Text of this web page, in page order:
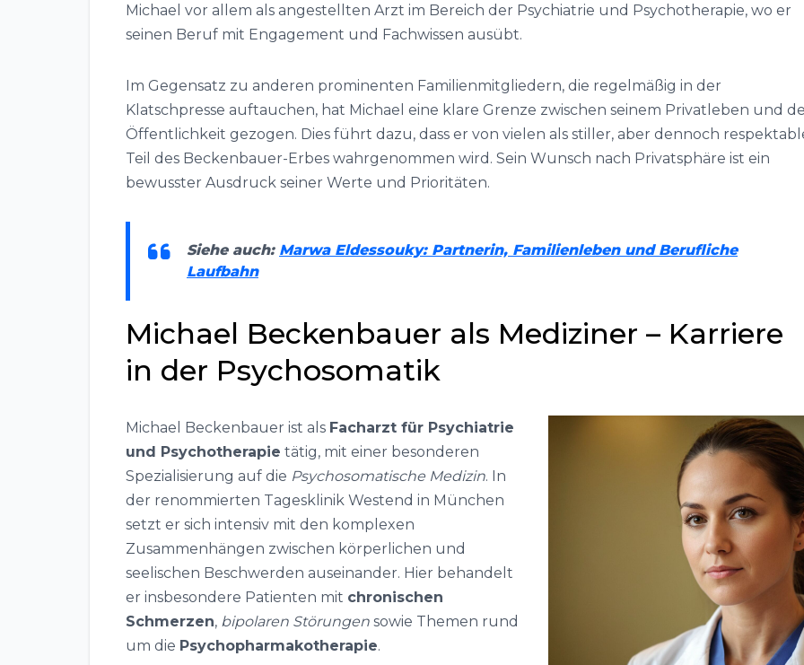
Michael vor allem als angestellten Arzt im Bereich der Psychiatrie und Psychotherapie, wo er
seinen Beruf mit Engagement und Fachwissen ausübt.
Im Gegensatz zu anderen prominenten Familienmitgliedern, die regelmäßig in der
Klatschpresse auftauchen, hat Michael eine klare Grenze zwischen seinem Privatleben und
Öffentlichkeit gezogen. Dies führt dazu, dass er von vielen als stiller, aber dennoch
Teil des Beckenbauer-Erbes wahrgenommen wird. Sein Wunsch nach Privatsphäre ist ein
bewusster Ausdruck seiner Werte und Prioritäten.
Siehe auch: Marwa Eldessouky: Partnerin, Familienleben und Berufliche
Laufbahn
Michael Beckenbauer als Mediziner – Karriere
in der Psychosomatik
Michael Beckenbauer ist als Facharzt für Psychiatrie
und Psychotherapie tätig, mit einer besonderen
Spezialisierung auf die Psychosomatische Medizin. In
der renommierten Tagesklinik Westend in München
setzt er sich intensiv mit den komplexen
Zusammenhängen zwischen körperlichen und
seelischen Beschwerden auseinander. Hier behandelt
er insbesondere Patienten mit chronischen
Schmerzen, bipolaren Störungen sowie Themen rund
um die Psychopharmakotherapie.